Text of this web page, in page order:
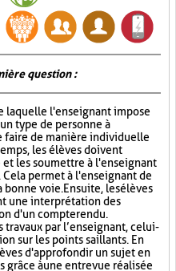
question :
laquelle l'enseignant impose
type de personne à
faire de manière individuelle
les élèves doivent
les soumettre à l'enseignant
permet à l'enseignant de
voie. Ensuite, les élèves
une interprétation des
d'un compte rendu.
travaux par l’enseignant, celui-
sur les points saillants. En
d'approfondir un sujet en
à une entrevue réalisée